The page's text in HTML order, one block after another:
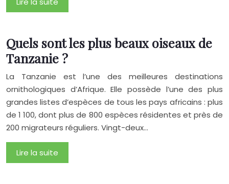
Quels sont les plus beaux oiseaux de
Tanzanie ?
La Tanzanie est l’une des meilleures destinations
ornithologiques d’Afrique. Elle possède l’une des plus
grandes listes d’espèces de tous les pays africains : plus
de 1 100, dont plus de 800 espèces résidentes et près de
200 migrateurs réguliers. Vingt-deux…
Lire la suite